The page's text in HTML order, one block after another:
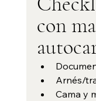
con
Arnés/
Cama y